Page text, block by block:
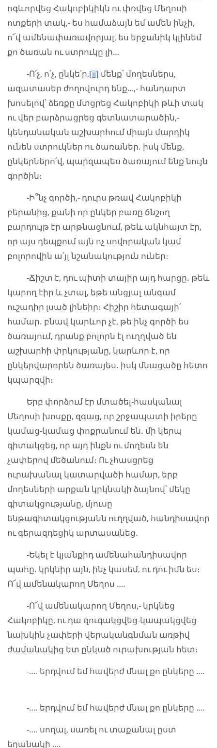
ոգևորվեց Հակոբիկիկն ու փռվեց Մեղոսի
ոտքերի տակ,- ես համաձայն եմ ամեն ինչի,
ո՜վ ամենափառավորյալ, ես երջանիկ կլինեմ
քո ծառան ու ստրուկը լի…
-Ո՛չ, ո՛չ, ընկե՛ր,[ii] մենք՝ մողեսներս,
ազատասեր ժողովուրդ ենք…,- հանդարտ
խոսելով՝ ձեռքը մտցրեց Հակոբիկի թևի տակ
ու վեր բարձրացրեց գետնատարածին,-
կենդանական աշխարհում միայն մարդիկ
ունեն ստրուկներ ու ծառաներ. իսկ մենք,
ընկերներո՛վ, պարզապես ծառայում ենք նույն
գործին։
-Ի՞նչ գործի,- դուրս թռավ Հակոբիկի
բերանից, քանի որ ընկեր բառը ճնշող
բարդույթ էր արթնացնում, թեև ակնհայտ էր,
որ այս դեպքում այն ոչ սովորական կամ
բոլորովին ա՛յլ նշանակություն ուներ։
-Ճիշտ է, դու պիտի տայիր այդ հարցը. թեև
կարող էիր և չտալ, եթե անցյալ անգամ
ուշադիր լսած լինեիր։ Հիշիր հետագայի՛
համար. բնավ կարևոր չէ, թե ինչ գործի ես
ծառայում, դրանք բոլորն էլ ուղղված են
աշխարհի փրկությանը, կարևոր է, որ
ընկերվարորեն ծառայես. իսկ մնացածը հետո
կպարզվի։
Երբ փորձում էր մտածել-հասկանալ
Մեղոսի խոսքը, զգաց, որ շրջապատի իրերը
կամաց-կամաց փոքրանում են. մի կերպ
գիտակցեց, որ այդ ինքն ու մողեսն են
չափերով մեծանում։ Ու չհասցրեց
ուրախանալ կատարվածի համար, երբ
մողեսների արքան կրկնակի ձայնով՝ մեկը
գիտակցությանը, մյուսը
ենթագիտակցությանն ուղղված, հանդիսավոր
ու գերազդեցիկ արտասանեց.
-Եկել է կյանքիդ ամենահանդիսավոր
պահը. կրկնիր այն, ինչ կասեմ, ու դու իմն ես։
Ո՜վ ամենակարող Մեղոս ….
-Ո՜վ ամենակարող Մեղոս,- կրկնեց
Հակոբիկը, ու դա զուգակցվեց-կապակցվեց
նախկին չափերի վերականգնման առթիվ
ժամանակից ետ ընկած ուրախության հետ։
-…. երդվում եմ հավերժ մնալ քո ընկերը ….
-…. երդվում եմ հավերժ մնալ քո ընկերը ….
-…. սողալ, սառել ու տաքանալ ըստ
եղանակի ….